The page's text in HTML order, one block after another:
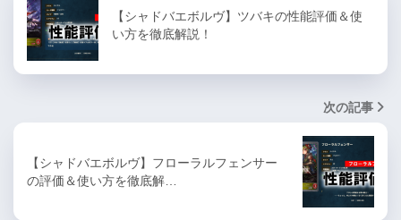
【シャドバエボルヴ】ツバキの性能評価＆使
い方を徹底解説！
次の記事
【シャドバエボルヴ】フローラルフェンサー
の評価＆使い方を徹底解…